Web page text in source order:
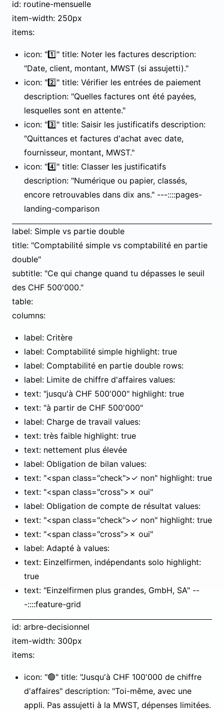
id: routine-mensuelle
item-width: 250px
items:
icon: "1️⃣" title: Noter les factures description:
"Date, client, montant, MWST (si assujetti)."
icon: "2️⃣" title: Vérifier les entrées de paiement
description: "Quelles factures ont été payées,
lesquelles sont en attente."
icon: "3️⃣" title: Saisir les justificatifs description:
"Quittances et factures d'achat avec date,
fournisseur, montant, MWST."
icon: "4️⃣" title: Classer les justificatifs
description: "Numérique ou papier, classés,
encore retrouvables dans dix ans." ---::::pages-
landing-comparison
label: Simple vs partie double
title: "Comptabilité simple vs comptabilité en partie
double"
subtitle: "Ce qui change quand tu dépasses le seuil
des CHF 500'000."
table:
columns:
label: Critère
label: Comptabilité simple highlight: true
label: Comptabilité en partie double rows:
label: Limite de chiffre d'affaires values:
text: "jusqu'à CHF 500'000" highlight: true
text: "à partir de CHF 500'000"
label: Charge de travail values:
text: très faible highlight: true
text: nettement plus élevée
label: Obligation de bilan values:
text: "<span class="check">✓ non" highlight: true
text: "<span class="cross">✗ oui"
label: Obligation de compte de résultat values:
text: "<span class="check">✓ non" highlight: true
text: "<span class="cross">✗ oui"
label: Adapté à values:
text: Einzelfirmen, indépendants solo highlight:
true
text: "Einzelfirmen plus grandes, GmbH, SA" --
-::::feature-grid
id: arbre-decisionnel
item-width: 300px
items:
icon: "🟢" title: "Jusqu'à CHF 100'000 de chiffre
d'affaires" description: "Toi-même, avec une
appli. Pas assujetti à la MWST, dépenses limitées.